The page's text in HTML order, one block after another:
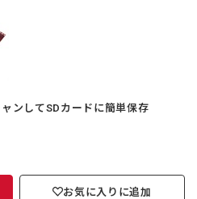
ンしてSDカードに簡単保存
お気に入りに追加